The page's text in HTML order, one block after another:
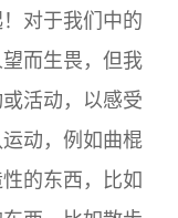
对于我们中的
而生畏，但我
活动，以感受
动，例如曲棍
的东西，比如